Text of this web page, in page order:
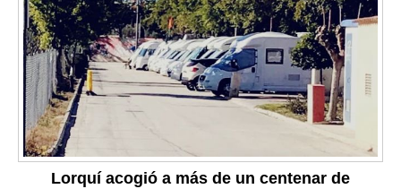
Lorquí acogió a más de un centenar de